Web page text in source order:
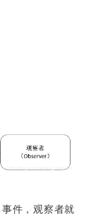
件，观察者就